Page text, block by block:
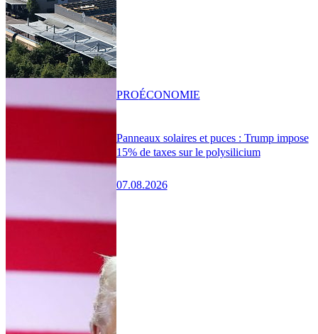
Panneaux solaires et puces : Trump impose
15% de taxes sur le polysilicium
07.08.2026
PROÉCONOMIE